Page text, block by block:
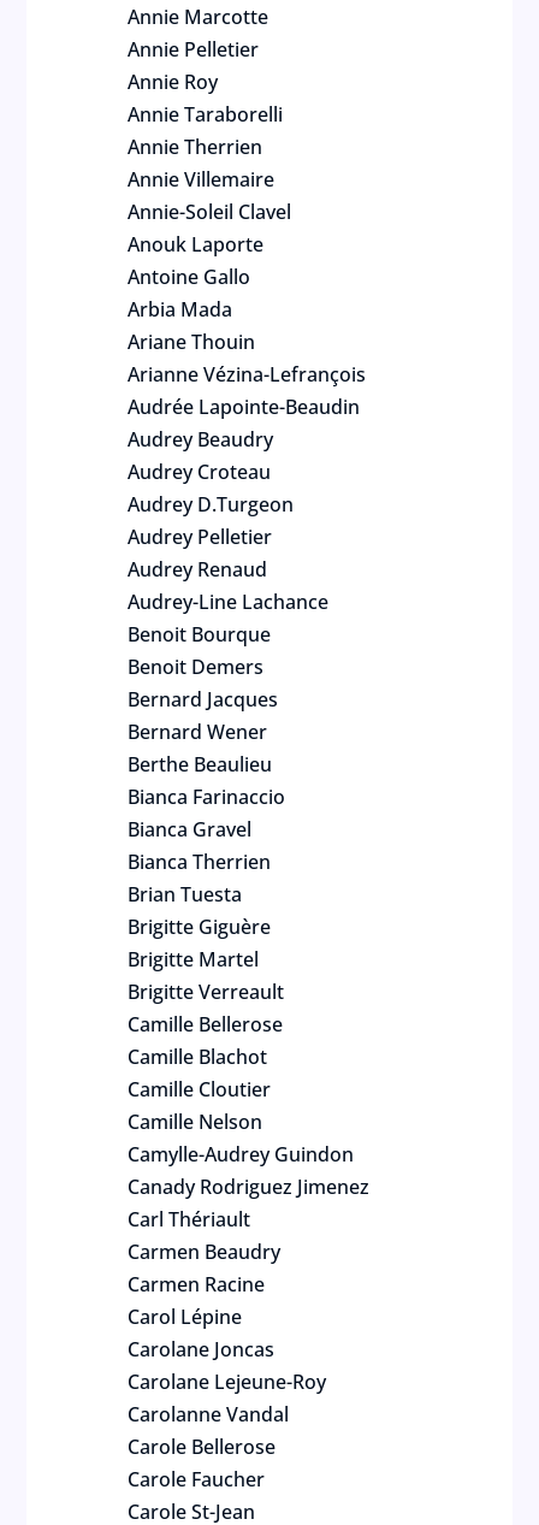
Annie Marcotte
Annie Pelletier
Annie Roy
Annie Taraborelli
Annie Therrien
Annie Villemaire
Annie-Soleil Clavel
Anouk Laporte
Antoine Gallo
Arbia Mada
Ariane Thouin
Arianne Vézina-Lefrançois
Audrée Lapointe-Beaudin
Audrey Beaudry
Audrey Croteau
Audrey D.Turgeon
Audrey Pelletier
Audrey Renaud
Audrey-Line Lachance
Benoit Bourque
Benoit Demers
Bernard Jacques
Bernard Wener
Berthe Beaulieu
Bianca Farinaccio
Bianca Gravel
Bianca Therrien
Brian Tuesta
Brigitte Giguère
Brigitte Martel
Brigitte Verreault
Camille Bellerose
Camille Blachot
Camille Cloutier
Camille Nelson
Camylle-Audrey Guindon
Canady Rodriguez Jimenez
Carl Thériault
Carmen Beaudry
Carmen Racine
Carol Lépine
Carolane Joncas
Carolane Lejeune-Roy
Carolanne Vandal
Carole Bellerose
Carole Faucher
Carole St-Jean